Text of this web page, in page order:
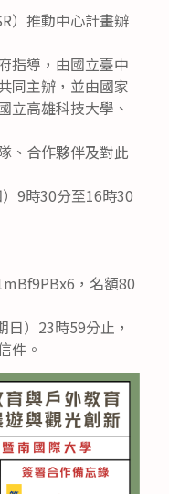
）推動中心計畫辦
指導，由國立臺中
同主辦，並由國家
立高雄科技大學、
、合作夥伴及對此
9時30分至16時30
，名額80
）23時59分止，
件。